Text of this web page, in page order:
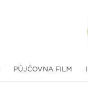
PŮJČOVNA FILM